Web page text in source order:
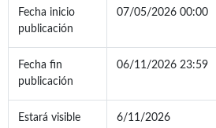
Fecha inicio
publicación
07/05/2026 00:00
Fecha fin
publicación
06/11/2026 23:59
Estará visible
6/11/2026